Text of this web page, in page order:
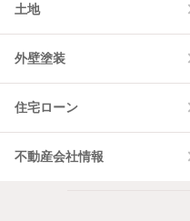
土地
外壁塗装
住宅ローン
不動産会社情報